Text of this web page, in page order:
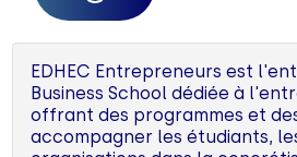
EDHEC Entrepreneurs est
Business School dédiée à
offrant des programmes et
accompagner les étudiants,